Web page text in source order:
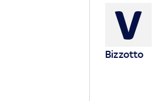
V
Bizzotto